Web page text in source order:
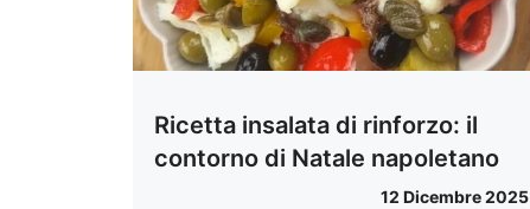
Ricetta insalata di rinforzo: il
contorno di Natale napoletano
12 Dicembre 2025